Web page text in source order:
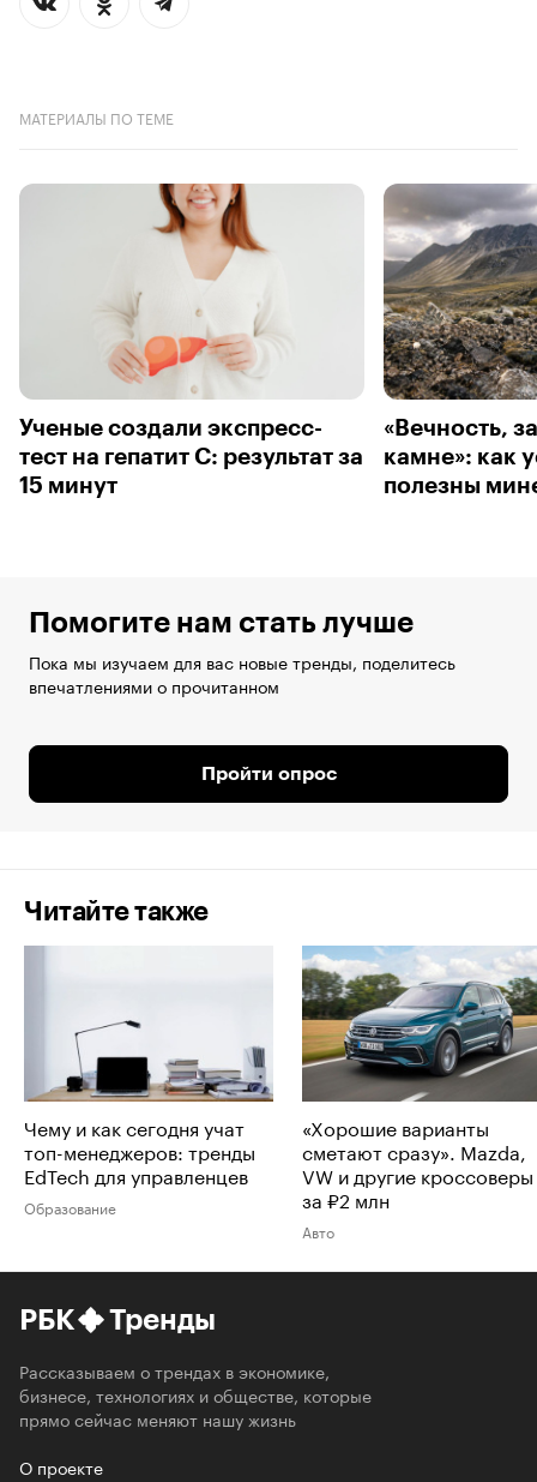
МАТЕРИАЛЫ ПО ТЕМЕ
Ученые создали экспресс-
тест на гепатит С: результат за
15 минут
«Вечность,
камне»: как
полезны
Помогите нам стать лучше
Пока мы изучаем для вас новые тренды, поделитесь
впечатлениями о прочитанном
Пройти опрос
Читайте также
Чему и как сегодня учат
топ-менеджеров: тренды
EdTech для управленцев
Образование
«Хорошие варианты
сметают сразу». Mazda,
VW и другие кроссоверы
за ₽2 млн
Авто
РБК Тренды
Рассказываем о трендах в экономике,
бизнесе, технологиях и обществе, которые
прямо сейчас меняют нашу жизнь
О проекте